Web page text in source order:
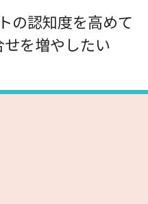
の認知度を高めて
を増やしたい